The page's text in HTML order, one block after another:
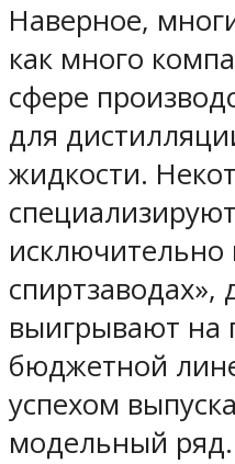
Наверное,
как много
сфере
для
жидкости.
спиртзаводах»,
выигрывают на
бюджетной
успехом
модельный ряд.